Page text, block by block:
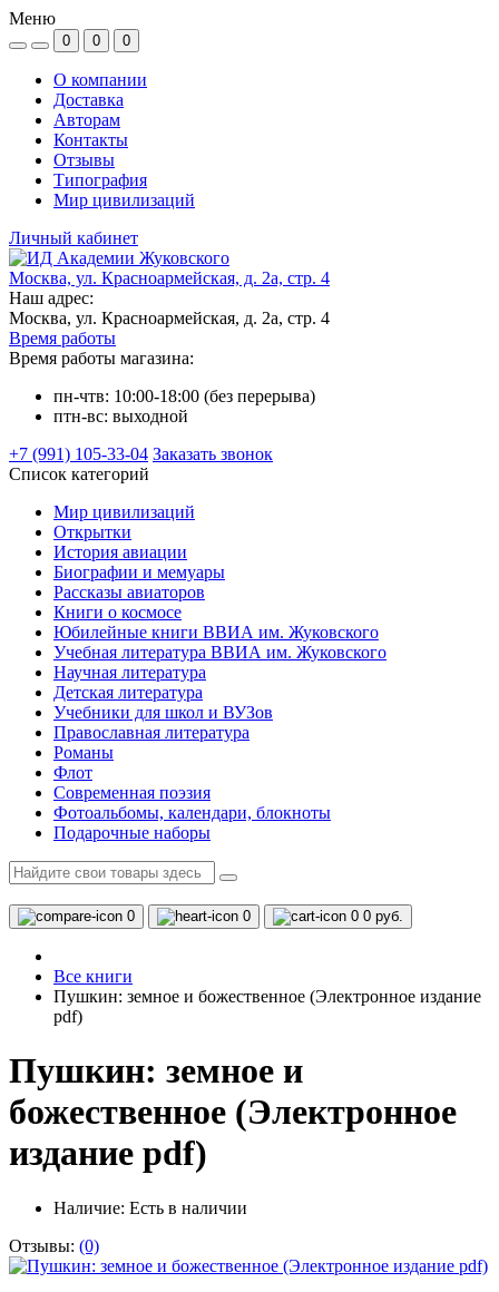
Меню
0 0 0
О компании
Доставка
Авторам
Контакты
Отзывы
Типография
Мир цивилизаций
Личный кабинет
Москва, ул. Красноармейская, д. 2а, стр. 4
Наш адрес:
Москва, ул. Красноармейская, д. 2а, стр. 4
Время работы
Время работы магазина:
пн-чтв: 10:00-18:00 (без перерыва)
птн-вс: выходной
+7 (991) 105-33-04 Заказать звонок
Список категорий
Мир цивилизаций
Открытки
История авиации
Биографии и мемуары
Рассказы авиаторов
Книги о космосе
Юбилейные книги ВВИА им. Жуковского
Учебная литература ВВИА им. Жуковского
Научная литература
Детская литература
Учебники для школ и ВУЗов
Православная литература
Романы
Флот
Современная поэзия
Фотоальбомы, календари, блокноты
Подарочные наборы
0 0 0 0 руб.
Все книги
Пушкин: земное и божественное (Электронное издание
pdf)
Пушкин: земное и
божественное (Электронное
издание pdf)
Наличие: Есть в наличии
Отзывы: (0)